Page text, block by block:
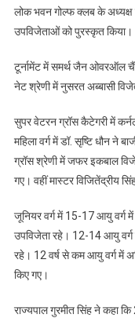
लोक भवन गोल्फ क्लब के अध्यक्ष
उपविजेताओं को पुरस्कृत किया।
टूर्नामेंट में समर्थ जैन ओवरऑल
नेट श्रेणी में नुसरत अब्बासी
सुपर वेटरन ग्रॉस कैटेगरी में
महिला वर्ग में डॉ. सृष्टि धौन ने
ग्रॉस श्रेणी में जफर इकबाल
गए। वहीं मास्टर विजितेंद्रीय
जूनियर वर्ग में 15-17 आयु वर्ग
उपविजेता रहे। 12-14 आयु वर्ग
रहे। 12 वर्ष से कम आयु वर्ग में
किए गए।
राज्यपाल गुरमीत सिंह ने कहा